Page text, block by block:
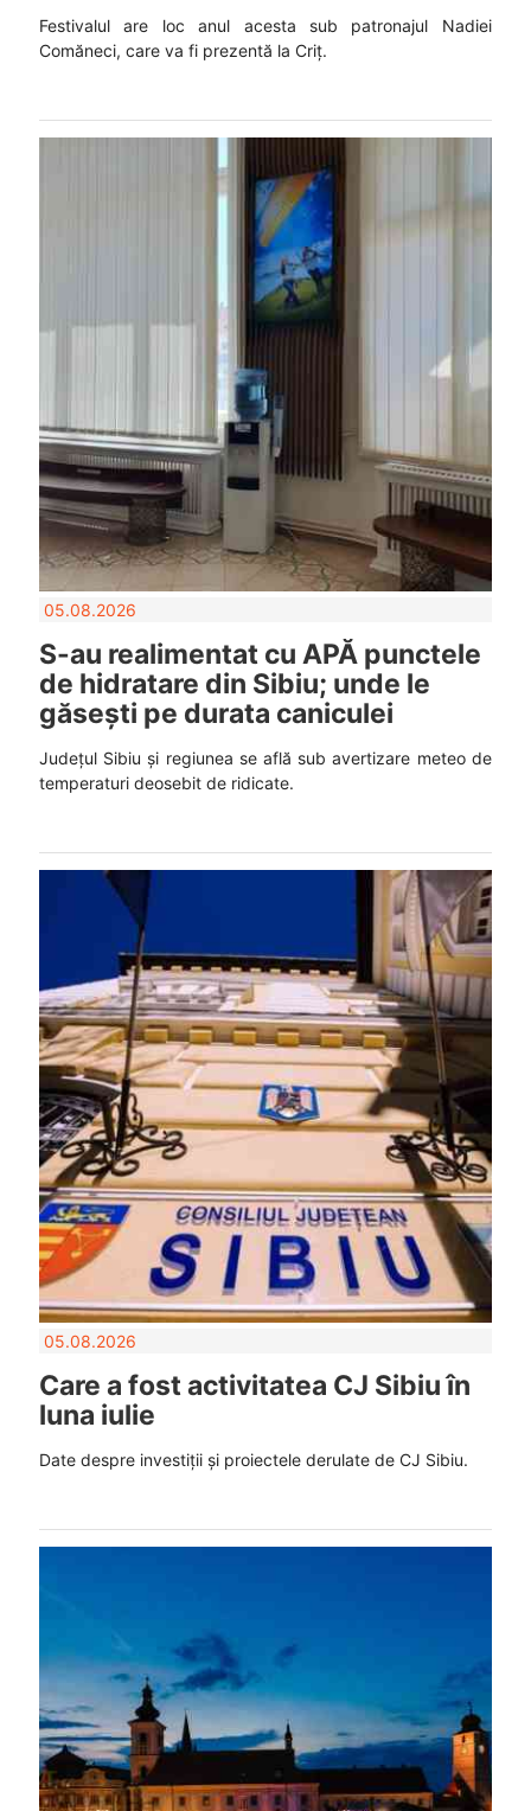
Festivalul are loc anul acesta sub patronajul Nadiei
Comăneci, care va fi prezentă la Criț.
05.08.2026
S-au realimentat cu APĂ punctele
de hidratare din Sibiu; unde le
găsești pe durata caniculei
Județul Sibiu și regiunea se află sub avertizare meteo de
temperaturi deosebit de ridicate.
05.08.2026
Care a fost activitatea CJ Sibiu în
luna iulie
Date despre investiții și proiectele derulate de CJ Sibiu.